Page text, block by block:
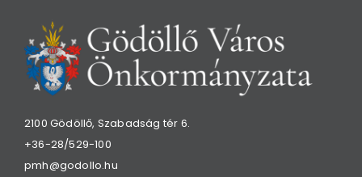
2100 Gödöllő, Szabadság tér 6.
+36-28/529-100
pmh@godollo.hu